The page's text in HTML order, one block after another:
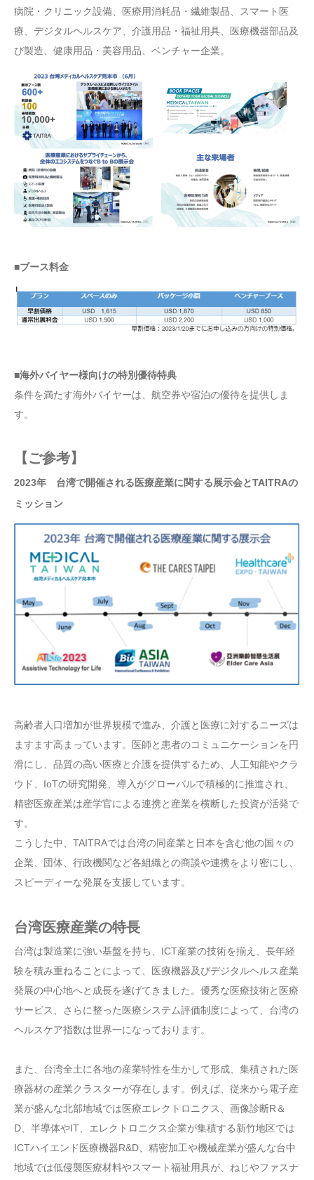
病院・クリニック設備、医療用消耗品・繊維製品、スマート医
療、デジタルヘルスケア、介護用品・福祉用具、医療機器部品及
び製造、健康用品・美容用品、ベンチャー企業。
■ブース料金
■海外バイヤー様向けの特別優待特典
条件を満たす海外バイヤーは、航空券や宿泊の優待を提供しま
す。
【ご参考】
2023年 台湾で開催される医療産業に関する展示会とTAITRAの
ミッション
高齢者人口増加が世界規模で進み、介護と医療に対するニーズは
ますます高まっています。医師と患者のコミュニケーションを円
滑にし、品質の高い医療と介護を提供するため、人工知能やクラ
ウド、IoTの研究開発、導入がグローバルで積極的に推進され、
精密医療産業は産学官による連携と産業を横断した投資が活発で
す。
こうした中、TAITRAでは台湾の同産業と日本を含む他の国々の
企業、団体、行政機関など各組織との商談や連携をより密にし、
スピーディーな発展を支援しています。
台湾医療産業の特長
台湾は製造業に強い基盤を持ち、ICT産業の技術を揃え、長年経
験を積み重ねることによって、医療機器及びデジタルヘルス産業
発展の中心地へと成長を遂げてきました。優秀な医療技術と医療
サービス、さらに整った医療システム評価制度によって、台湾の
ヘルスケア指数は世界一になっております。
また、台湾全土に各地の産業特性を生かして形成、集積された医
療器材の産業クラスターが存在します。例えば、従来から電子産
業が盛んな北部地域では医療エレクトロニクス、画像診断R＆
D、半導体やIT、エレクトロニクス企業が集積する新竹地区では
ICTハイエンド医療機器R&D、精密加工や機械産業が盛んな台中
地域では低侵襲医療材料やスマート福祉用具が、ねじやファスナ